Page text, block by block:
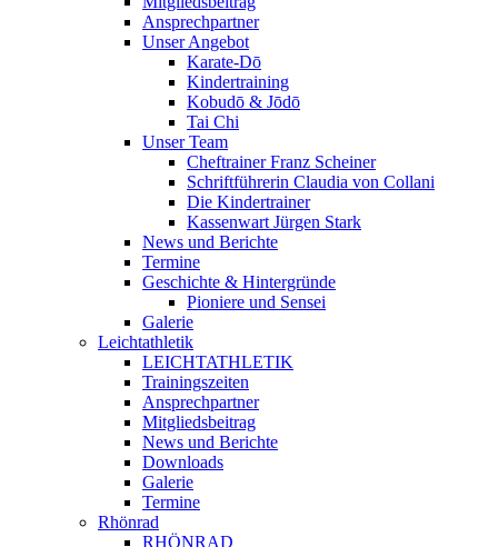
Ansprechpartner
Unser Angebot
Karate-Dō
Kindertraining
Kobudō & Jōdō
Tai Chi
Unser Team
Cheftrainer Franz Scheiner
Schriftführerin Claudia von Collani
Die Kindertrainer
Kassenwart Jürgen Stark
News und Berichte
Termine
Geschichte & Hintergründe
Pioniere und Sensei
Galerie
Leichtathletik
LEICHTATHLETIK
Trainingszeiten
Ansprechpartner
Mitgliedsbeitrag
News und Berichte
Downloads
Galerie
Termine
Rhönrad
RHÖNRAD